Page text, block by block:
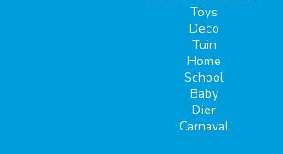
Toys
Deco
Tuin
Home
School
Baby
Dier
Carnaval